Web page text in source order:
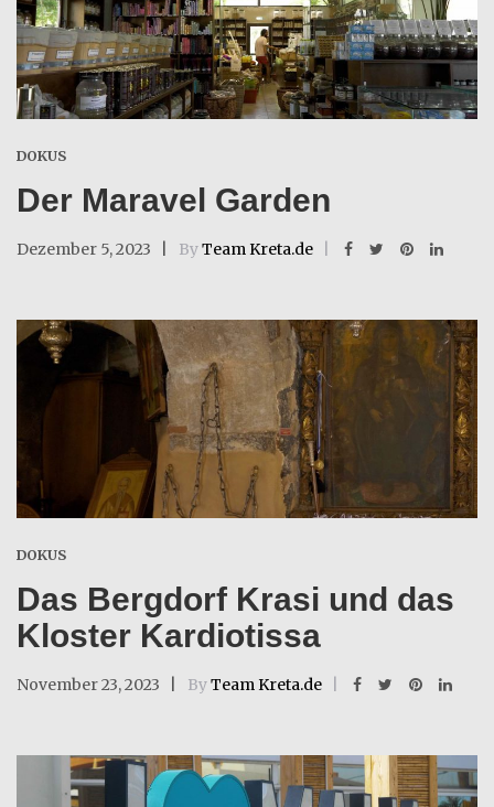
DOKUS
Der Maravel Garden
Dezember 5, 2023 ByTeam Kreta.de
DOKUS
Das Bergdorf Krasi und das
Kloster Kardiotissa
November 23, 2023 ByTeam Kreta.de